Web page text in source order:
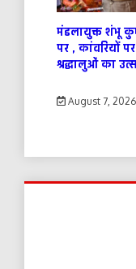
मंडलायुक्त शंभू
पर , कांवरियों
श्रद्धालुओं का
August 7, 2026